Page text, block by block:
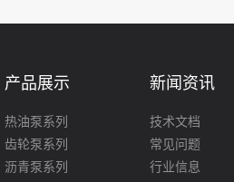
产品展示
热油泵系列
齿轮泵系列
沥青泵系列
新闻资讯
技术文档
常见问题
行业信息